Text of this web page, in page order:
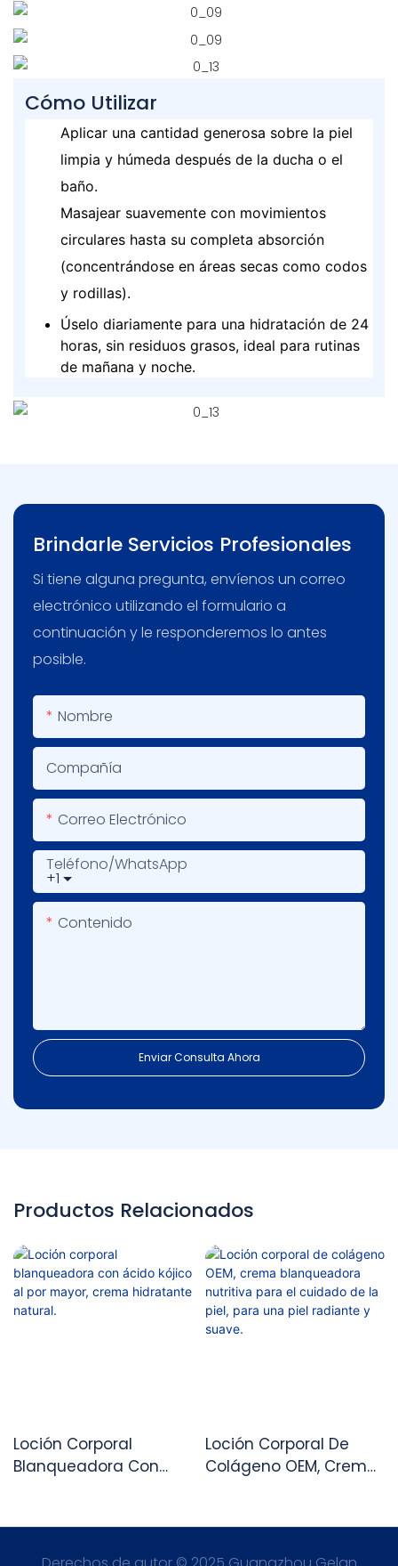
Cómo Utilizar
Aplicar una cantidad generosa sobre la piel
limpia y húmeda después de la ducha o el
baño.
Masajear suavemente con movimientos
circulares hasta su completa absorción
(concentrándose en áreas secas como codos
y rodillas).
Úselo diariamente para una hidratación de 24
horas, sin residuos grasos, ideal para rutinas
de mañana y noche.
Brindarle Servicios Profesionales
Si tiene alguna pregunta, envíenos un correo
electrónico utilizando el formulario a
continuación y le responderemos lo antes
posible.
Nombre
Compañía
Correo Electrónico
+1
Teléfono/WhatsApp
Contenido
Enviar Consulta Ahora
Productos Relacionados
Loción Corporal
Blanqueadora Con
Hidratante Natural.
Loción Corporal De
Colágeno OEM, Crema
Piel, Para Una Piel
Radiante Y Suave.